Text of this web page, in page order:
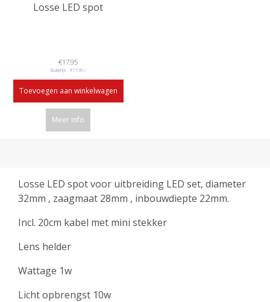
Losse LED spot
€17,95
Stukprijs : €17,95 /
Toevoegen aan winkelwagen
Meer info
Losse LED spot voor uitbreiding LED set, diameter
32mm , zaagmaat 28mm , inbouwdiepte 22mm.
Incl. 20cm kabel met mini stekker
Lens helder
Wattage 1w
Licht opbrengst 10w